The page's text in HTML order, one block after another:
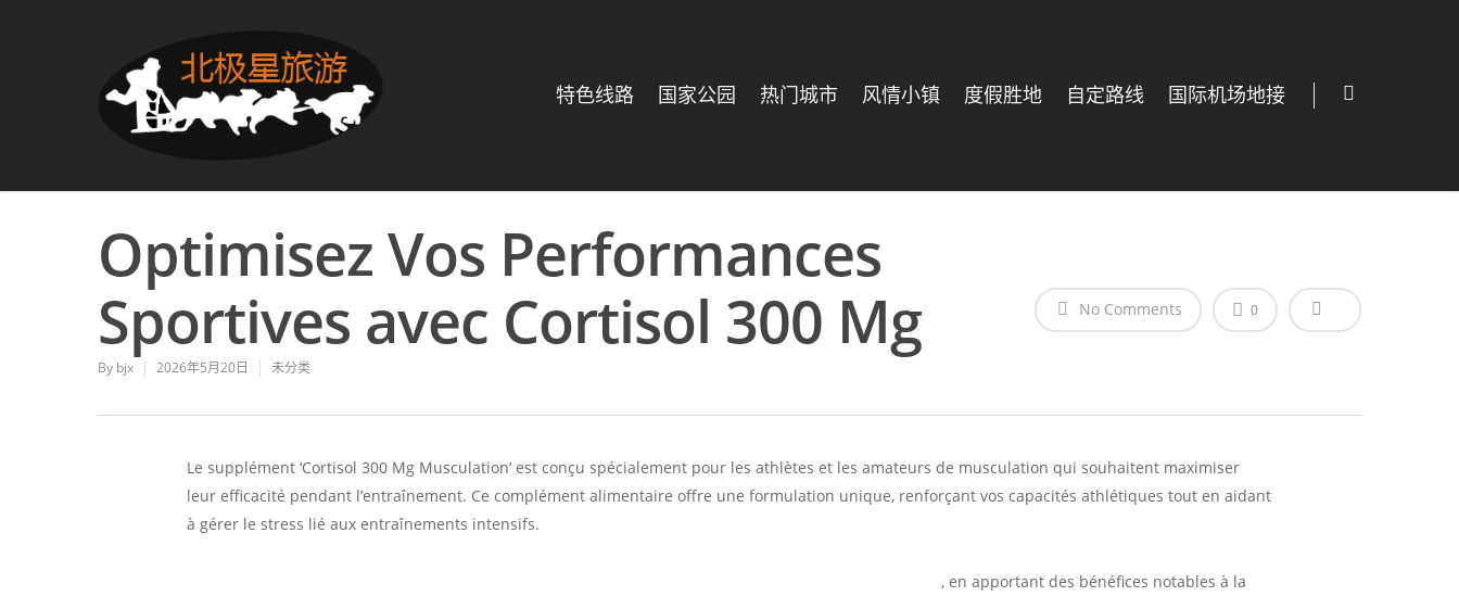
特色线路 国家公园 热门城市 风情小镇 度假胜地 自定路线 国际机场地接
Optimisez Vos Performances
Sportives avec Cortisol 300 Mg
By bjx 2026年5月20日 未分类
No Comments 0
Le supplément ‘Cortisol 300 Mg Musculation’ est conçu spécialement pour les athlètes et les amateurs de musculation qui souhaitent maximiser
leur efficacité pendant l’entraînement. Ce complément alimentaire offre une formulation unique, renforçant vos capacités athlétiques tout en aidant
à gérer le stress lié aux entraînements intensifs.
, en apportant des bénéfices notables à la